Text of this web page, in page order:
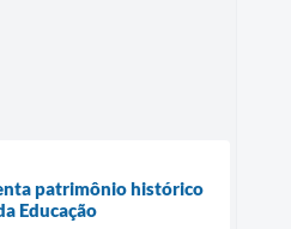
patrimônio histórico
Educação